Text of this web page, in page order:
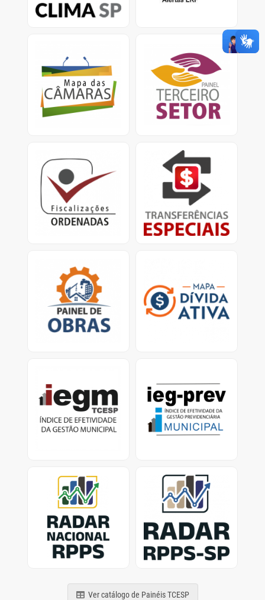
climáticas.
Informações sobre Gasto
com pessoal e custeio
no Legislativo nos
municípios.
A plataforma apresenta
dados e informações
sobre os ajustes com
entidades do Terceiro
Setor.
Relatórios consolidados
para divulgação
de resultados e
providências cabíveis.
Transferências Especiais
Apresenta informações
detalhadas sobre as
transferências especiais,
conhecidas como
emendas pix.<
Mapa virtual que
permite que o cidadão
verifique obras em
atraso e/ou paralisadas.
Ferramenta traz dados
sobre os esforços dos
municípios para
recuperar valores
Índice de Efetividade da
Gestão Municipal -
Dados e Relatórios
Índice de Efetividade da
Gestão Previdenciária
Previdência Municipal -
dados dos Municípios
Radar nacional dos
investimentos dos RPPS
Consolidação dos
investimentos dos RPPS
de municípios e estados
brasileiros
Radar dos investimentos
dos RPPS-SP
Painel de investimentos
dos Regimes Próprios de
Previdência Social
paulistas
Ver catálogo de Painéis TCESP